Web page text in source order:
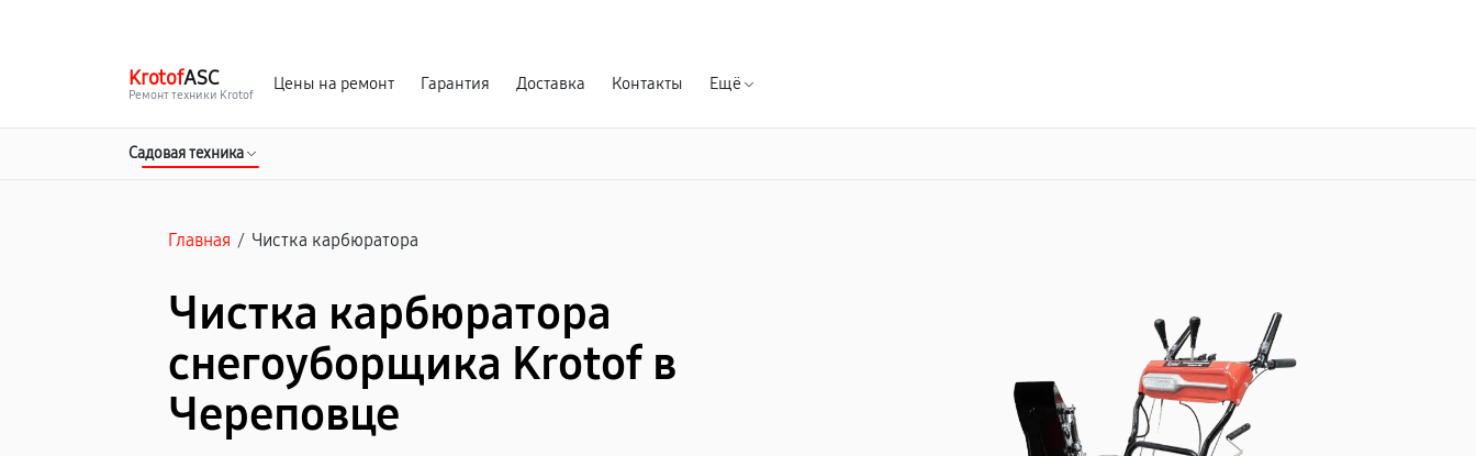
KrotofASC
Ремонт техники Krotof
Цены на ремонт Гарантия Доставка Контакты Ещё
Садовая техника
Главная / Чистка карбюратора
Чистка карбюратора
снегоуборщика Krotof в
Череповце